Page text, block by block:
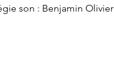
son : Benjamin Olivier